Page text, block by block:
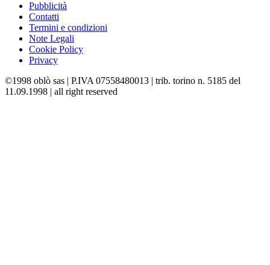
Pubblicità
Contatti
Termini e condizioni
Note Legali
Cookie Policy
Privacy
©1998 oblò sas | P.IVA 07558480013 | trib. torino n. 5185 del
11.09.1998 | all right reserved